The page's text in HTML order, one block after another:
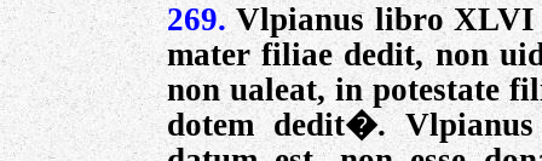
269. Vlpianus libro XLVI
mater filiae dedit, non
non ualeat, in potestate
dotem dedit�.